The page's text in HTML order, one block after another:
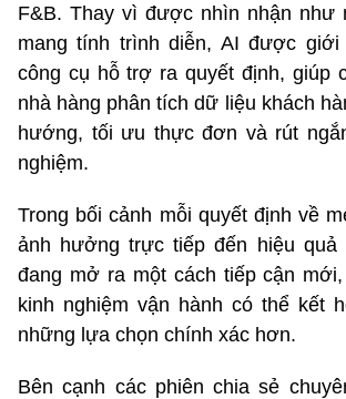
F&B. Thay vì được nhìn nhận như
mang tính trình diễn, AI được
công cụ hỗ trợ ra quyết định, giúp
nhà hàng phân tích dữ liệu khách
hướng, tối ưu thực đơn và rút
nghiệm.
Trong bối cảnh mỗi quyết định về
ảnh hưởng trực tiếp đến hiệu quả
đang mở ra một cách tiếp cận
kinh nghiệm vận hành có thể kết
những lựa chọn chính xác hơn.
Bên cạnh các phiên chia sẻ